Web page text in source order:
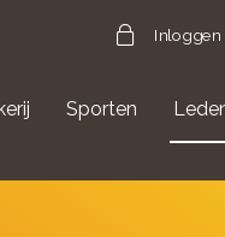
Inloggen
Sporten